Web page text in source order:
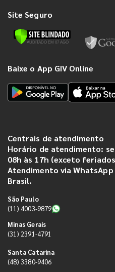
Site Seguro
Baixe o App GIV Online
Centrais de atendimento
Horário de atendimento:
08h às 17h (exceto
Atendimento via
Brasil.
São Paulo
(11) 4003-9879
Minas Gerais
(31) 2391-4791
Santa Catarina
(48) 3380-9406